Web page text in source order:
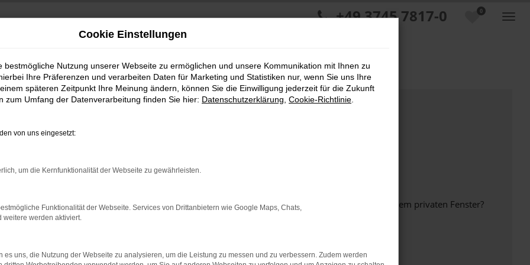
0
+49 3745 7817-0
bestimmter Seiten verhindern. Funktioniert die Seite in einem anderen Browser oder in einem privaten Fenster?
beheben.
auf dem neuesten Stand sind.
Cookie Einstellungen
bestmögliche Nutzung unserer Webseite zu ermöglichen und unsere Kommunikation mit Ihnen zu
Ihre Präferenzen und verarbeiten Daten für Marketing und Statistiken nur, wenn Sie uns Ihre
späteren Zeitpunkt Ihre Meinung ändern, können Sie die Einwilligung jederzeit für die Zukunft
zum Umfang der Datenverarbeitung finden Sie hier: Datenschutzerklärung Cookie-Richtlinie
von uns eingesetzt:
um die Kernfunktionalität der Webseite zu gewährleisten.
Funktionalität der Webseite. Services von Drittanbietern wie Google Maps, Chats,
weitere werden aktiviert.
es uns, die Nutzung der Webseite zu analysieren, um die Leistung zu messen und zu verbessern. Zudem werden